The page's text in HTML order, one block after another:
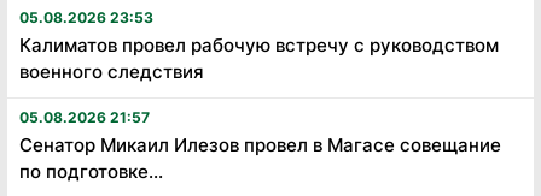
05.08.2026 23:53
Калиматов провел рабочую встречу с руководством
военного следствия
05.08.2026 21:57
Сенатор Микаил Илезов провел в Магасе совещание
по подготовке...